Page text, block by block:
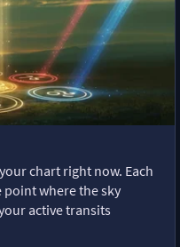
chart right now. Each
where the sky
active transits